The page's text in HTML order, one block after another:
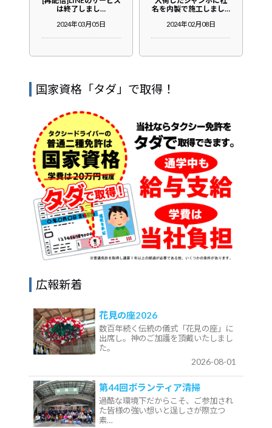
は終了しまし…
2024年03月05日
名を内製で施工しまし…
2024年02月08日
国家資格「タダ」で取得！
広報新着
花見の座2026
数百年続く伝統の儀式「花見の座」に
出席し。神のご加護を頂戴いたしまし
た。
2026-08-01
第44回ボランティア清掃
過酷な環境下だからこそ、ご参加され
た皆様の強い想いと逞しさが際立つ
素…